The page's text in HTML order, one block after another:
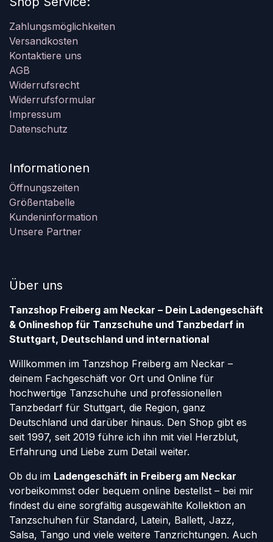
Zahlungsmöglichkeiten
Versandkosten
Kontaktiere uns
AGB
Widerrufsrecht
Widerrufsformular
Impressum
Datenschutz
Informationen
Öffnungszeiten
Größentabelle
Kundeninformation
Unsere Partner
Über uns
Tanzshop Freiberg am Neckar – Dein Ladengeschäft
& Onlineshop für Tanzschuhe und Tanzbedarf in
Stuttgart, Deutschland und international
Willkommen im Tanzshop Freiberg am Neckar –
deinem Fachgeschäft vor Ort und Online für
hochwertige Tanzschuhe und professionellen
Tanzbedarf für Stuttgart, die Region, ganz
Deutschland und darüber hinaus. Den Shop gibt es
seit 1997, seit 2019 führe ich ihn mit viel Herzblut,
Erfahrung und Liebe zum Detail weiter.
Ob du im Ladengeschäft in Freiberg am Neckar
vorbeikommst oder bequem online bestellst – bei mir
findest du eine sorgfältig ausgewählte Kollektion an
Tanzschuhen für Standard, Latein, Ballett, Jazz,
Salsa, Tango und viele weitere Tanzrichtungen. Auch